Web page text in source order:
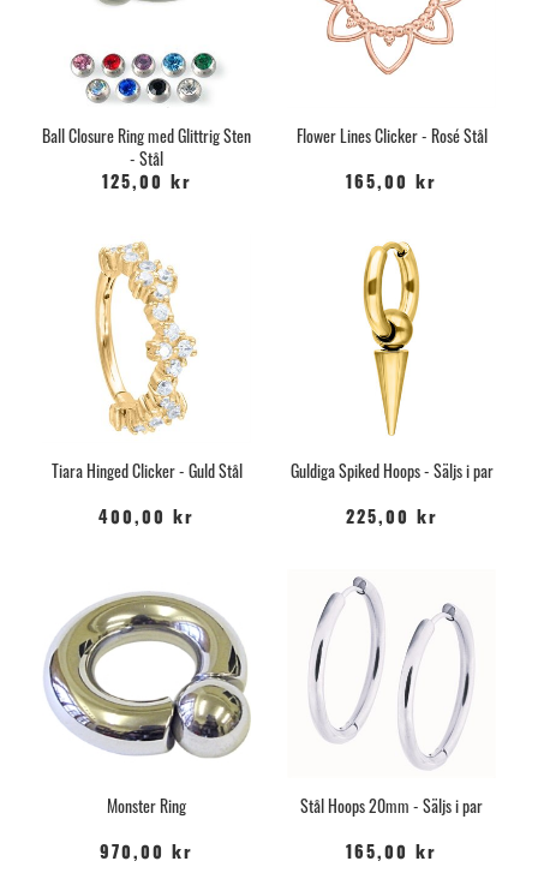
Ball Closure Ring med Glittrig Sten
- Stål
125,00 kr
Flower Lines Clicker - Rosé Stål
165,00 kr
Tiara Hinged Clicker - Guld Stål
400,00 kr
Guldiga Spiked Hoops - Säljs i par
225,00 kr
Monster Ring
970,00 kr
Stål Hoops 20mm - Säljs i par
165,00 kr